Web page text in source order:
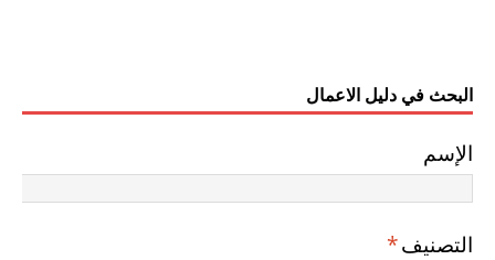
البحث في دليل الاعمال
الإسم
التصنيف*